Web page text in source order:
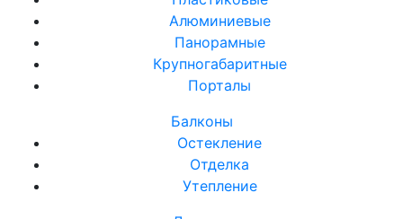
Алюминиевые
Панорамные
Крупногабаритные
Порталы
Балконы
Остекление
Отделка
Утепление